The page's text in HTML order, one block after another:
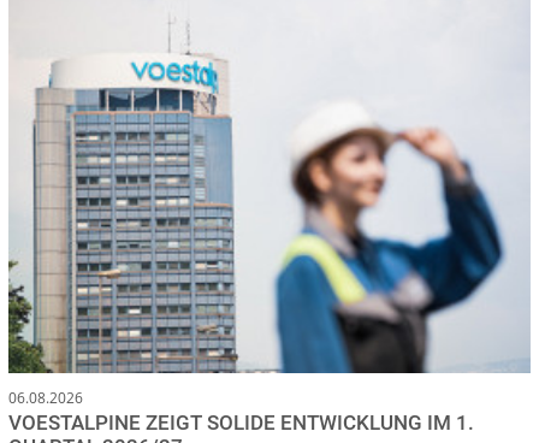
06.08.2026
VOESTALPINE ZEIGT SOLIDE ENTWICKLUNG IM 1.